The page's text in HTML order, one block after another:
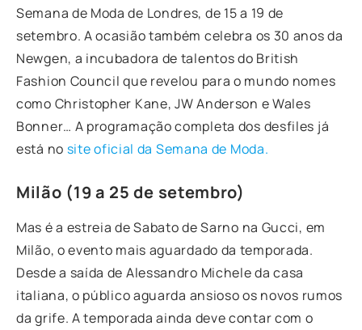
Semana de Moda de Londres, de 15 a 19 de
setembro. A ocasião também celebra os 30 anos da
Newgen, a incubadora de talentos do British
Fashion Council que revelou para o mundo nomes
como Christopher Kane, JW Anderson e Wales
Bonner… A programação completa dos desfiles já
está no site oficial da Semana de Moda.
Milão (19 a 25 de setembro)
Mas é a estreia deSabato de Sarno na Gucci, em
Milão, o evento mais aguardado da temporada.
Desde a saída de Alessandro Michele da casa
italiana, o público aguarda ansioso os novos rumos
da grife. A temporada ainda deve contar com o